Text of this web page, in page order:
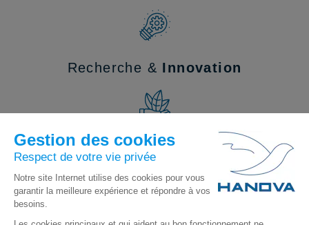
Recherche & Innovation
Impact environnemental optimisé